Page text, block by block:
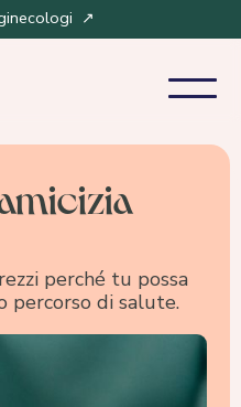
↗
perché tu possa
percorso di salute.